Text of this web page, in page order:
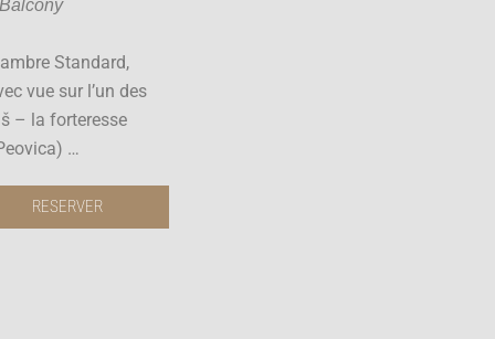
Standard,
vue sur l’un des
– la forteresse
…
RESERVER